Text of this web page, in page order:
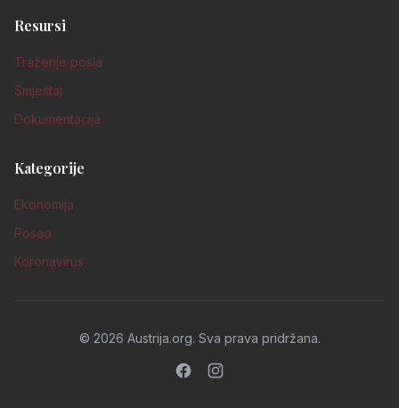
Resursi
Traženje posla
Smještaj
Dokumentacija
Kategorije
Ekonomija
Posao
Koronavirus
© 2026 Austrija.org. Sva prava pridržana.
FacebookInstagram